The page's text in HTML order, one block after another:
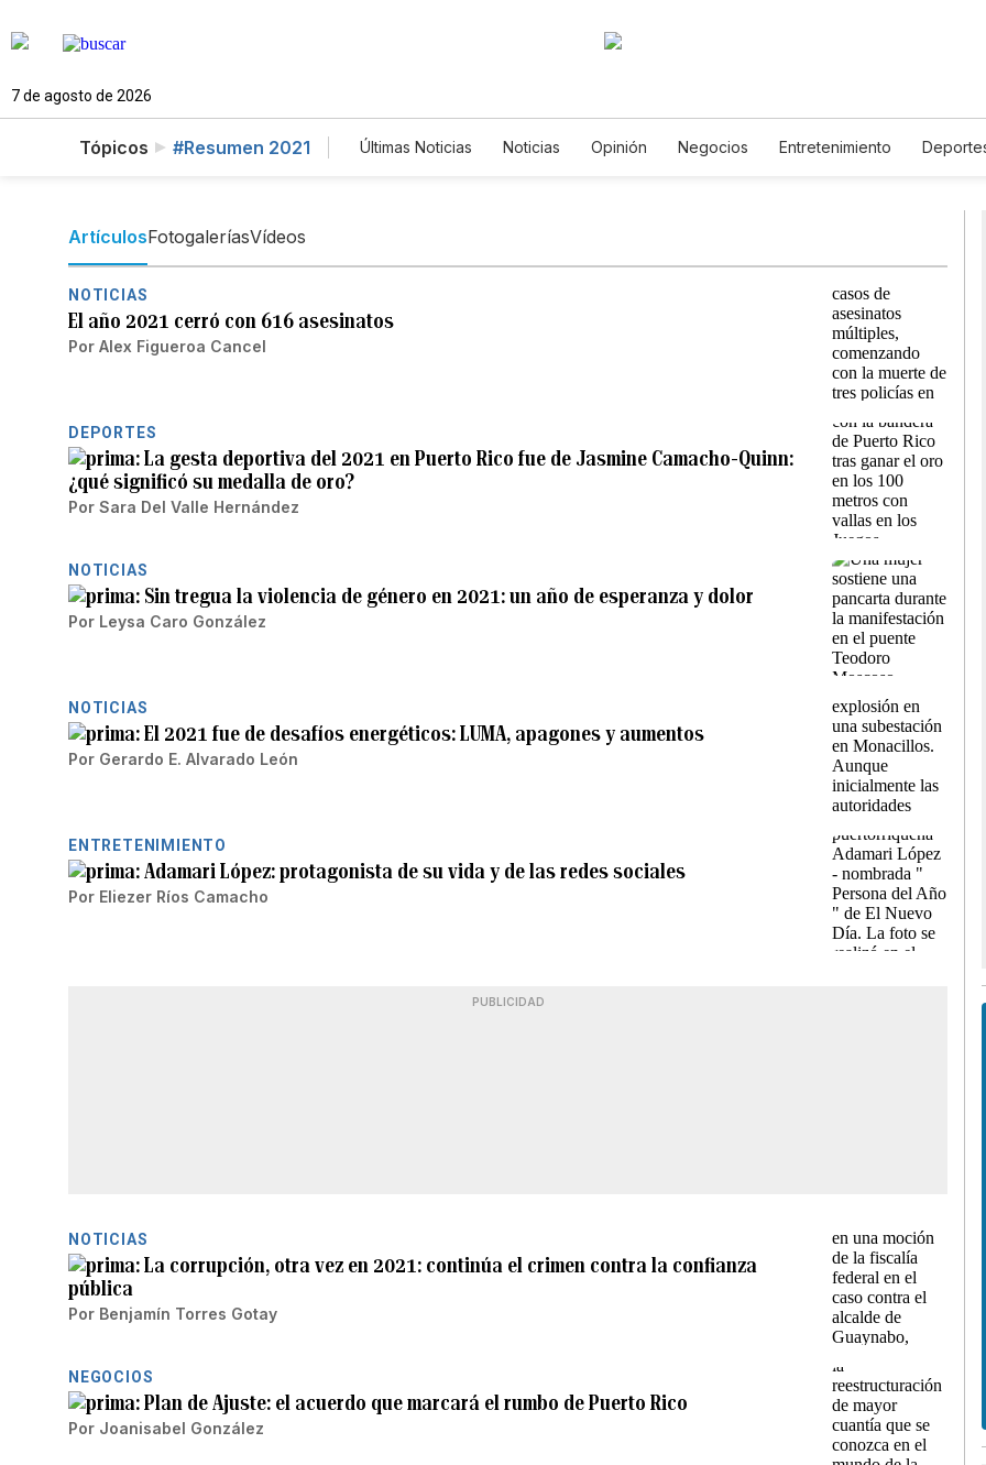
7 de agosto de 2026
Tópicos #Resumen 2021 Últimas Noticias Noticias Opinión Negocios Entretenimiento
ArtículosFotogaleríasVídeos
NOTICIAS
El año 2021 cerró con 616 asesinatos
Por Alex Figueroa Cancel
DEPORTES
La gesta deportiva del 2021 en Puerto Rico fue de Jasmine Camacho-Quinn:
¿qué significó su medalla de oro?
Por Sara Del Valle Hernández
NOTICIAS
Sin tregua la violencia de género en 2021: un año de esperanza y dolor
Por Leysa Caro González
NOTICIAS
El 2021 fue de desafíos energéticos: LUMA, apagones y aumentos
Por Gerardo E. Alvarado León
ENTRETENIMIENTO
Adamari López: protagonista de su vida y de las redes sociales
Por Eliezer Ríos Camacho
PUBLICIDAD
NOTICIAS
La corrupción, otra vez en 2021: continúa el crimen contra la confianza
pública
Por Benjamín Torres Gotay
NEGOCIOS
Plan de Ajuste: el acuerdo que marcará el rumbo de Puerto Rico
Por Joanisabel González